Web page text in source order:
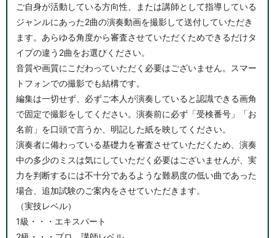
ご自身が活動している方向性、または講師として指導している
ジャンルにあった2曲の演奏動画を撮影して送付していただき
ます。あらゆる角度から審査させていただくためできるだけタ
イプの違う2曲をお選びください。
音質や画質にこだわっていただく必要はございません。スマー
トフォンでの撮影でも結構です。
編集は一切せず、必ずご本人が演奏していると認識できる画角
で固定で撮影をしてください。演奏前に必ず「受検番号」「お
名前」を口頭で言うか、明記した紙を映してください。
演奏者に備わっている基礎力を審査させていただくため、演奏
中の多少のミスは気にしていただく必要はございませんが、実
力を判断するには不十分であるような難易度の低い曲であった
場合、追加試験のご案内をさせていただきます。
（実技レベル）
1級・・・エキスパート